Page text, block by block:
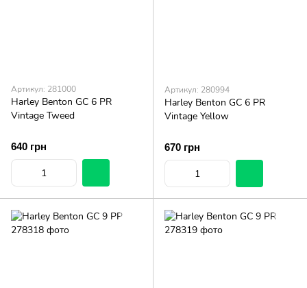
Артикул: 281000
Harley Benton GC 6 PR
Vintage Tweed
640 грн
Артикул: 280994
Harley Benton GC 6 PR
Vintage Yellow
670 грн